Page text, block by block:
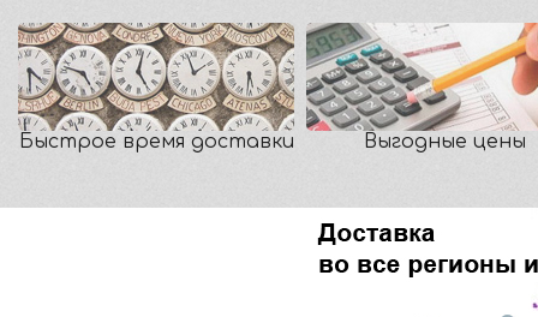
Быстрое время доставки Выгодные цены